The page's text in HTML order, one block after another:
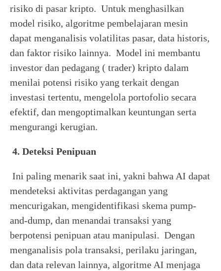
risiko di pasar kripto. Untuk menghasilkan
model risiko, algoritme pembelajaran mesin
dapat menganalisis volatilitas pasar, data historis,
dan faktor risiko lainnya. Model ini membantu
investor dan pedagang ( trader) kripto dalam
menilai potensi risiko yang terkait dengan
investasi tertentu, mengelola portofolio secara
efektif, dan mengoptimalkan keuntungan serta
mengurangi kerugian.
4. Deteksi Penipuan
Ini paling menarik saat ini, yakni bahwa AI dapat
mendeteksi aktivitas perdagangan yang
mencurigakan, mengidentifikasi skema pump-
and-dump, dan menandai transaksi yang
berpotensi penipuan atau manipulasi. Dengan
menganalisis pola transaksi, perilaku jaringan,
dan data relevan lainnya, algoritme AI menjaga